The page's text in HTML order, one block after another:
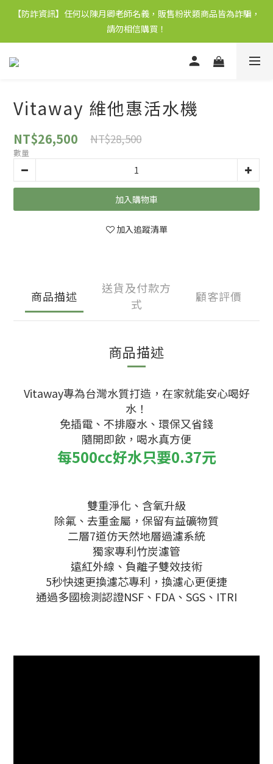
【防詐資訊】任何以陳月卿老師名義，販售粉狀類商品皆為詐騙，
請勿相信購買！
Vitaway 維他惠活水機
NT$26,500 NT$28,500
數量
加入購物車
加入追蹤清單
商品描述
送貨及付款方
式
顧客評價
商品描述
Vitaway專為台灣水質打造，在家就能安心喝好
水 ！
免插電、不排廢水、環保又省錢
隨開即飲，喝水真方便
每500cc好水只要0.37元
雙重淨化、含氧升級
除氟、去重金屬，保留有益礦物質
二層7道仿天然地層過濾系統
獨家專利竹炭濾管
遠紅外線、負離子雙效技術
5秒快速更換濾芯專利，換濾心更便捷
通過多國檢測認證NSF、FDA、SGS、ITRI